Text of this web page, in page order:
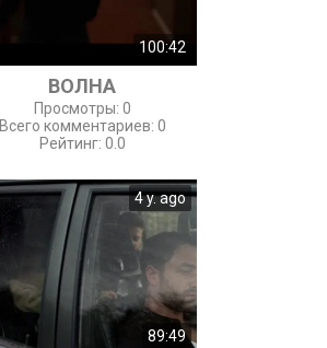
100:42
ВОЛНА
Просмотры: 0
Всего комментариев: 0
Рейтинг: 0.0
4 y. ago
89:49